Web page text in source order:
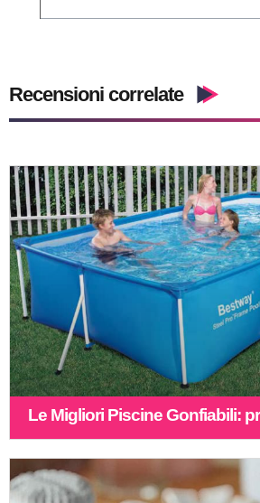
Recensioni correlate
Le Migliori Piscine Gonfiabili: